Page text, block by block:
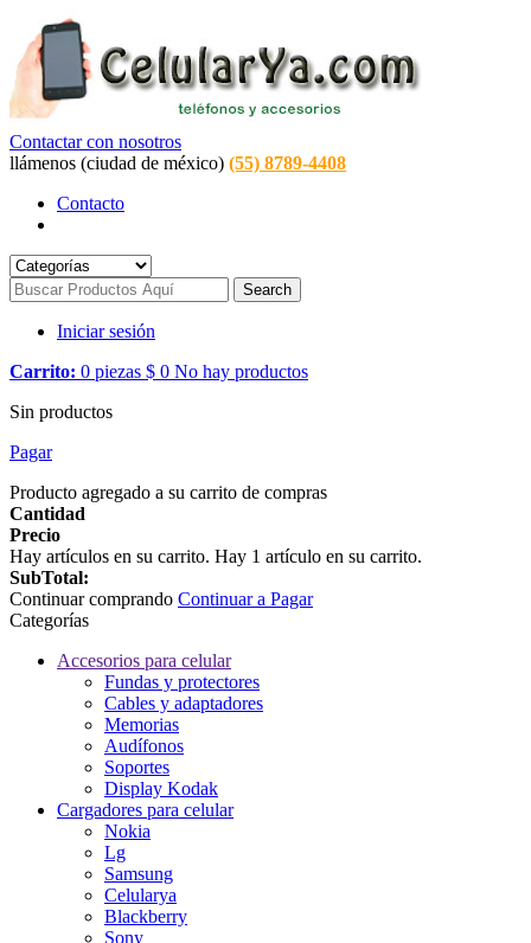
Contactar con nosotros
llámenos (ciudad de méxico) (55) 8789-4408
Contacto
Search
Iniciar sesión
Carrito: 0 piezas $ 0 No hay productos
Sin productos
Pagar
Producto agregado a su carrito de compras
Cantidad
Precio
Hay artículos en su carrito. Hay 1 artículo en su carrito.
SubTotal:
Continuar comprando Continuar a Pagar
Categorías
Accesorios para celular
Fundas y protectores
Cables y adaptadores
Memorias
Audífonos
Soportes
Display Kodak
Cargadores para celular
Nokia
Lg
Samsung
Celularya
Blackberry
Sony